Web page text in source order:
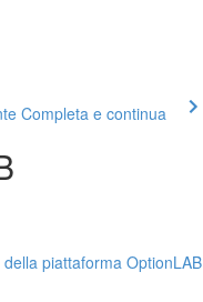
Completa e continua
piattaforma OptionLAB